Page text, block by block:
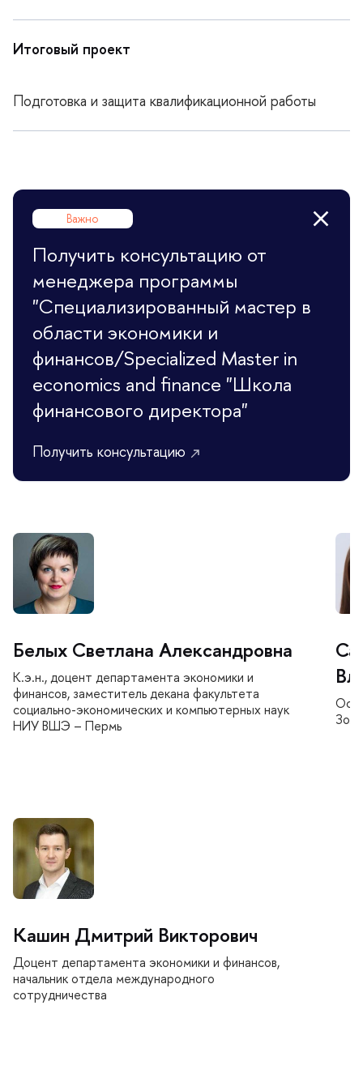
Итоговый проект
Подготовка и защита квалификационной работы
ажно
Получить консультацию от
менеджера программы
"Специализированный мастер
области экономики и
финансов/Specialized Master in
economics and finance "Школа
финансового директора"
Получить консультацию
Белых Светлана Александровна
К.э.н., доцент департамента экономики и
финансов, заместитель декана факультета
социально-экономических и компьютерных наук
НИУ ВШЭ – Пермь
Кашин Дмитрий Викторович
Доцент департамента экономики и финансов,
начальник отдела международного
сотрудничества